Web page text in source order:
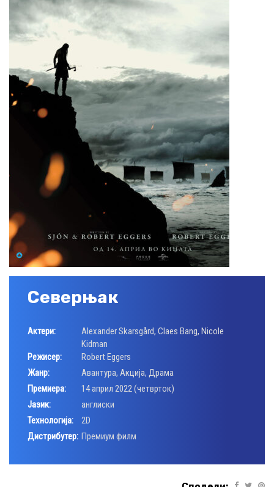
Северњак
Актери: Alexander Skarsgård, Claes Bang, Nicole
Kidman
Режисер:
Robert Eggers
Жанр:
Авантура, Акција, Драма
Премиера:
14 април 2022 (четврток)
Јазик:
англиски
Технологија:
2D
Дистрибутер: Премиум филм